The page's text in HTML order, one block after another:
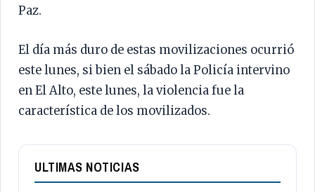
Paz.
El día más duro de estas movilizaciones ocurrió
este lunes, si bien el sábado la Policía intervino
en El Alto, este lunes, la violencia fue la
característica de los movilizados.
ULTIMAS NOTICIAS